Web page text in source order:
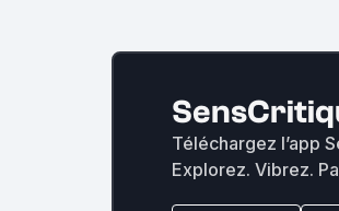
Téléchargez l’app
Explorez. Vibrez.